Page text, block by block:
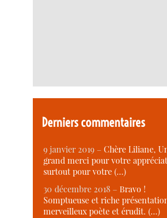
Derniers commentaires
9 janvier 2019 –Chère Liliane,
grand merci pour votre
surtout pour votre (…)
30 décembre 2018 –Bravo !
Somptueuse et riche
merveilleux poète et érudit. (…)